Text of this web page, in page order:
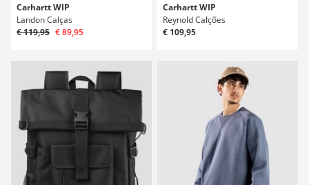
Carhartt WIP
Landon Calças
€ 119,95 € 89,95
Carhartt WIP
Reynold Calções
€ 109,95